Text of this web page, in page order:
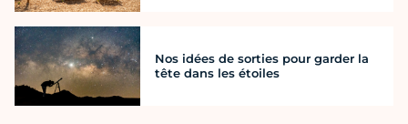
Nos idées de sorties pour garder la
tête dans les étoiles